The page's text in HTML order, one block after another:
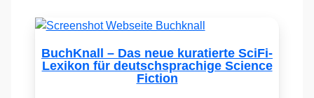
BuchKnall – Das neue kuratierte SciFi-
Lexikon für deutschsprachige Science
Fiction